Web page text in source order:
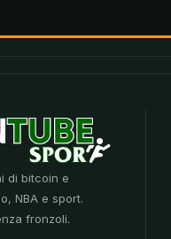
di bitcoin e
NBA e sport.
fronzoli.